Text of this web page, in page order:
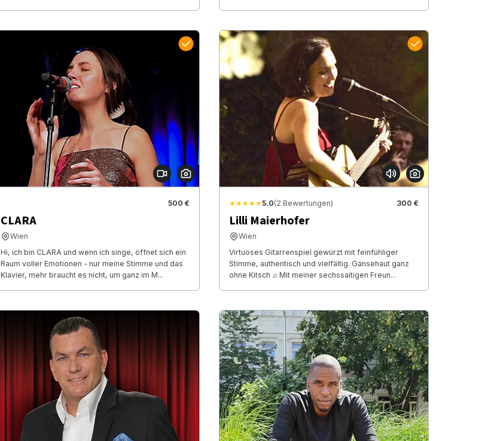
500 €
CLARA
Wien
Hi, ich bin CLARA und wenn ich singe, öffnet sich ein
Raum voller Emotionen - nur meine Stimme und das
Klavier, mehr braucht es nicht, um ganz im M...
★★★★★5.0(2 Bewertungen) 300 €
Lilli Maierhofer
Wien
Virtuoses Gitarrenspiel gewürzt mit feinfühliger
Stimme, authentisch und vielfältig. Gänsehaut ganz
ohne Kitsch ♫ Mit meiner sechssaitigen Freun...